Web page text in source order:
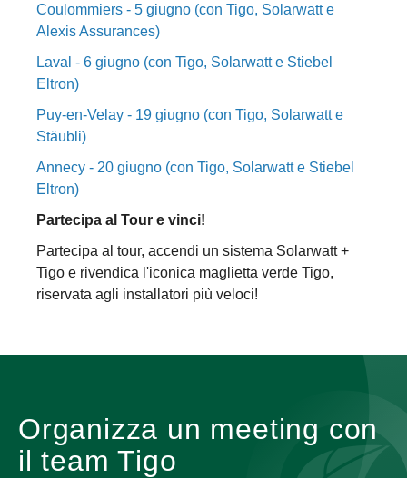
Coulommiers - 5 giugno (con Tigo, Solarwatt e
Alexis Assurances)
Laval - 6 giugno (con Tigo, Solarwatt e Stiebel
Eltron)
Puy-en-Velay - 19 giugno (con Tigo, Solarwatt e
Stäubli)
Annecy - 20 giugno (con Tigo, Solarwatt e Stiebel
Eltron)
Partecipa al Tour e vinci!
Partecipa al tour, accendi un sistema Solarwatt +
Tigo e rivendica l'iconica maglietta verde Tigo,
riservata agli installatori più veloci!
Organizza un meeting con
il team Tigo